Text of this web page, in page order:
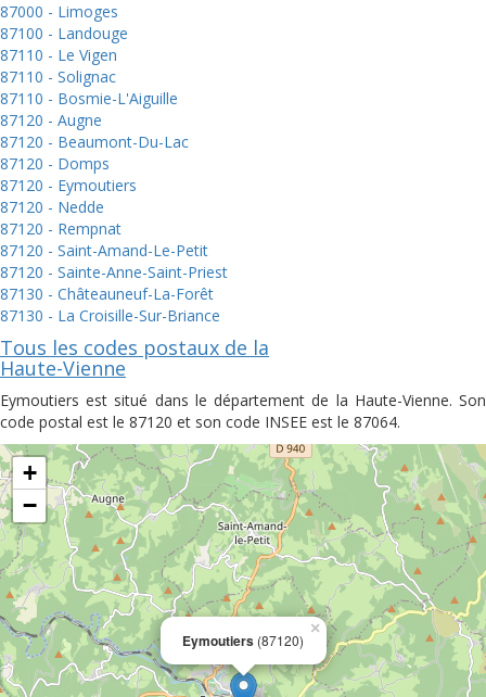
87000 - Limoges
87100 - Landouge
87110 - Le Vigen
87110 - Solignac
87110 - Bosmie-L'Aiguille
87120 - Augne
87120 - Beaumont-Du-Lac
87120 - Domps
87120 - Eymoutiers
87120 - Nedde
87120 - Rempnat
87120 - Saint-Amand-Le-Petit
87120 - Sainte-Anne-Saint-Priest
87130 - Châteauneuf-La-Forêt
87130 - La Croisille-Sur-Briance
Tous les codes postaux de la
Haute-Vienne
Eymoutiers est situé dans le département de la Haute-Vienne. Son
code postal est le 87120 et son code INSEE est le 87064.
Eymoutiers (87120)
×
+
−